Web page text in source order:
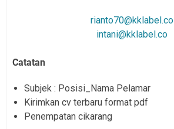
rianto70@kklabel.co
intani@kklabel.co
Catatan
Subjek : Posisi_Nama Pelamar
Kirimkan cv terbaru format pdf
Penempatan cikarang